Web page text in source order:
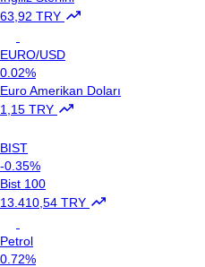
63,92 TRY
EURO/USD
0.02%
Euro Amerikan Doları
1,15 TRY
BIST
-0.35%
Bist 100
13.410,54 TRY
Petrol
0.72%